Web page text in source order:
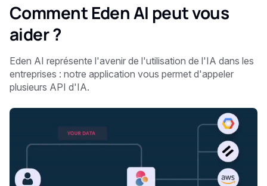
Comment Eden AI peut vous
aider ?
Eden AI représente l'avenir de l'utilisation de l'IA dans les
entreprises : notre application vous permet d'appeler
plusieurs API d'IA.